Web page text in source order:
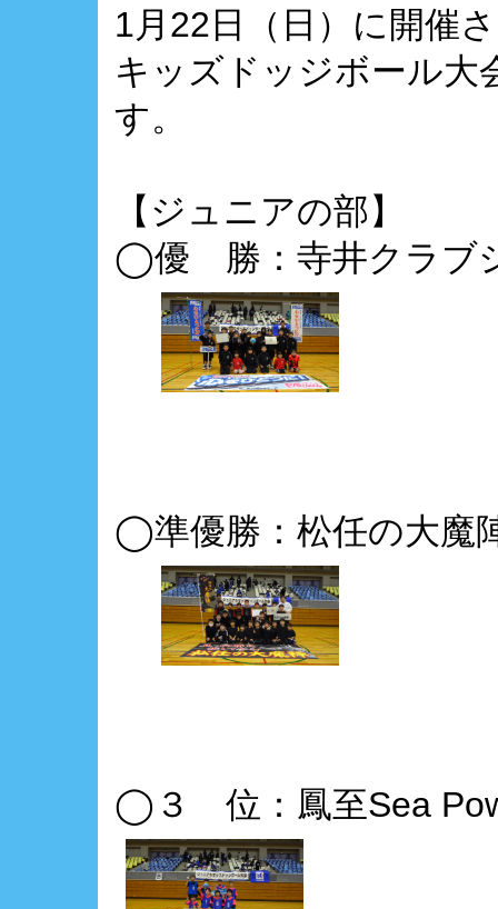
1月22日（日）に開催
キッズドッジボール大
す。
【ジュニアの部】
◯優 勝：寺井クラブ
◯準優勝：松任の大魔
◯３ 位：鳳至Sea